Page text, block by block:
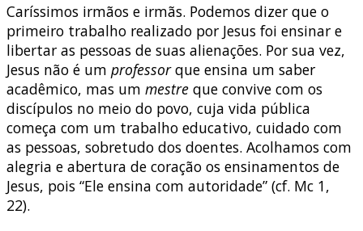
Caríssimos irmãos e irmãs. Podemos dizer que o
primeiro trabalho realizado por Jesus foi ensinar e
libertar as pessoas de suas alienações. Por sua vez,
Jesus não é um professorque ensina um saber
acadêmico, mas um mestre que convive com os
discípulos no meio do povo, cuja vida pública
começa com um trabalho educativo, cuidado com
as pessoas, sobretudo dos doentes. Acolhamos com
alegria e abertura de coração os ensinamentos de
Jesus, pois “Ele ensina com autoridade” (cf. Mc 1,
22).